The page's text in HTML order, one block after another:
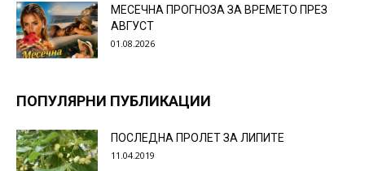
МЕСЕЧНА ПРОГНОЗА ЗА ВРЕМЕТО ПРЕЗ
АВГУСТ
01.08.2026
ПОПУЛЯРНИ ПУБЛИКАЦИИ
ПОСЛЕДНА ПРОЛЕТ ЗА ЛИПИТЕ
11.04.2019